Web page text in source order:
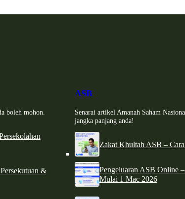
boleh mohon.
&
ASB
Senarai artikel Amanah Saham
jangka panjang anda!
Zakat Khultah ASB –
Pengeluaran ASB Online
Mulai 1 Mac 2026